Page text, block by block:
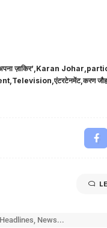
ज़ाकिर’ Karan Johar
Television एंटरटेनमेंट करण